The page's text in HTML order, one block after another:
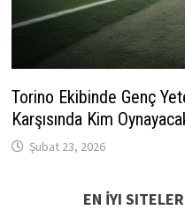
Torino Ekibinde Genç
Karşısında Kim
Şubat 23, 2026
EN İYI